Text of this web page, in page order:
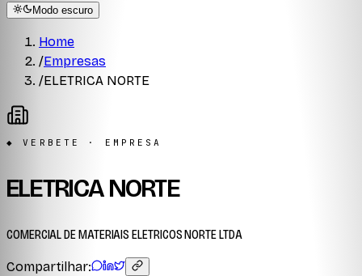
Modo escuro
Home
/Empresas
/ELETRICA NORTE
◆ VERBETE · EMPRESA
ELETRICA NORTE
COMERCIAL DE MATERIAIS ELETRICOS NORTE LTDA
Compartilhar: